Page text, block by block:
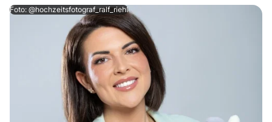
Foto: @hochzeitsfotograf_ralf_riehl